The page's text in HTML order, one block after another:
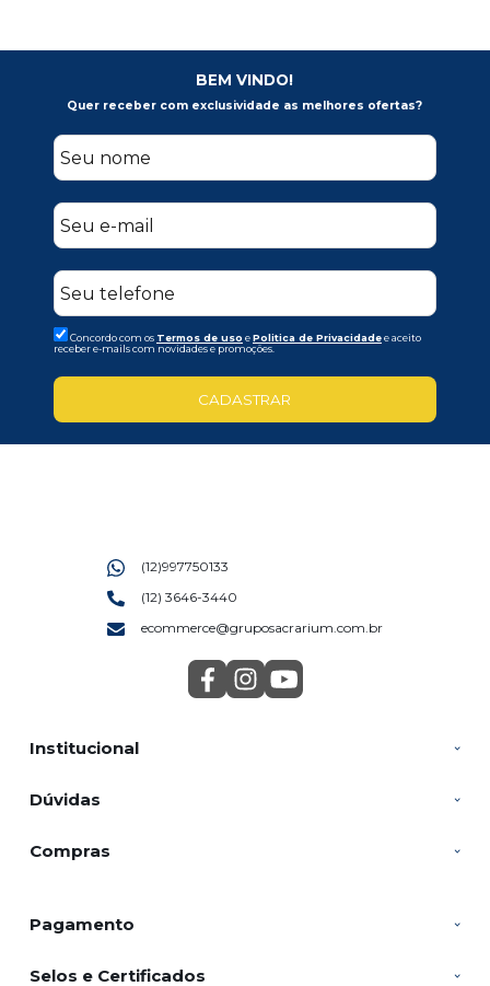
BEM VINDO!
Quer receber com exclusividade as melhores ofertas?
Concordo com os Termos de uso ePolitica de Privacidadee aceito
receber e-mails com novidades e promoções.
CADASTRAR
Institucional
Dúvidas
Compras
(12)997750133
(12) 3646-3440
ecommerce@gruposacrarium.com.br
Pagamento
Selos e Certificados